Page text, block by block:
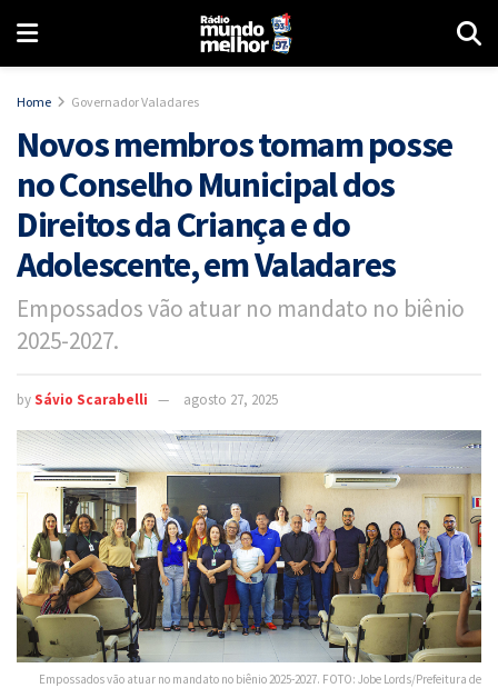
Home Governador Valadares
Novos membros tomam posse
no Conselho Municipal dos
Direitos da Criança e do
Adolescente, em Valadares
Empossados vão atuar no mandato no biênio
2025-2027.
bySávio Scarabelli agosto 27, 2025
Empossados vão atuar no mandato no biênio 2025-2027. FOTO: Jobe Lords/Prefeitura de